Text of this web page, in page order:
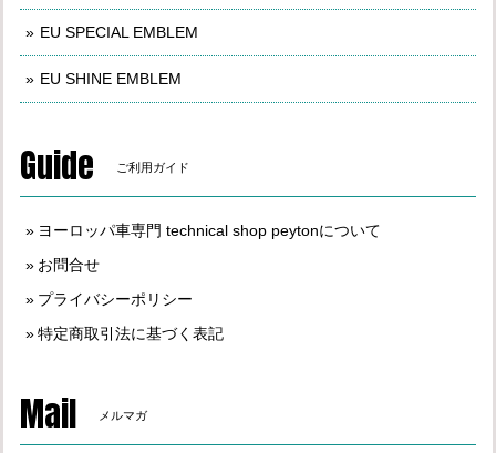
EU SPECIAL EMBLEM
EU SHINE EMBLEM
Guide ご利用ガイド
ヨーロッパ車専門 technical shop peytonについて
お問合せ
プライバシーポリシー
特定商取引法に基づく表記
Mail メルマガ